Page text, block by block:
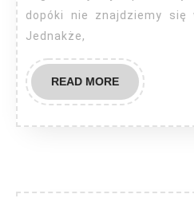
dopóki nie znajdziemy się
Jednakże,
READ MOREREAD
MORE